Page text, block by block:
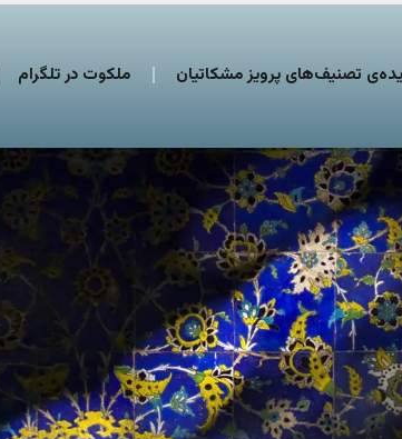
تصنیف‌های پرویز مشکاتیان ملکوت در تلگرام